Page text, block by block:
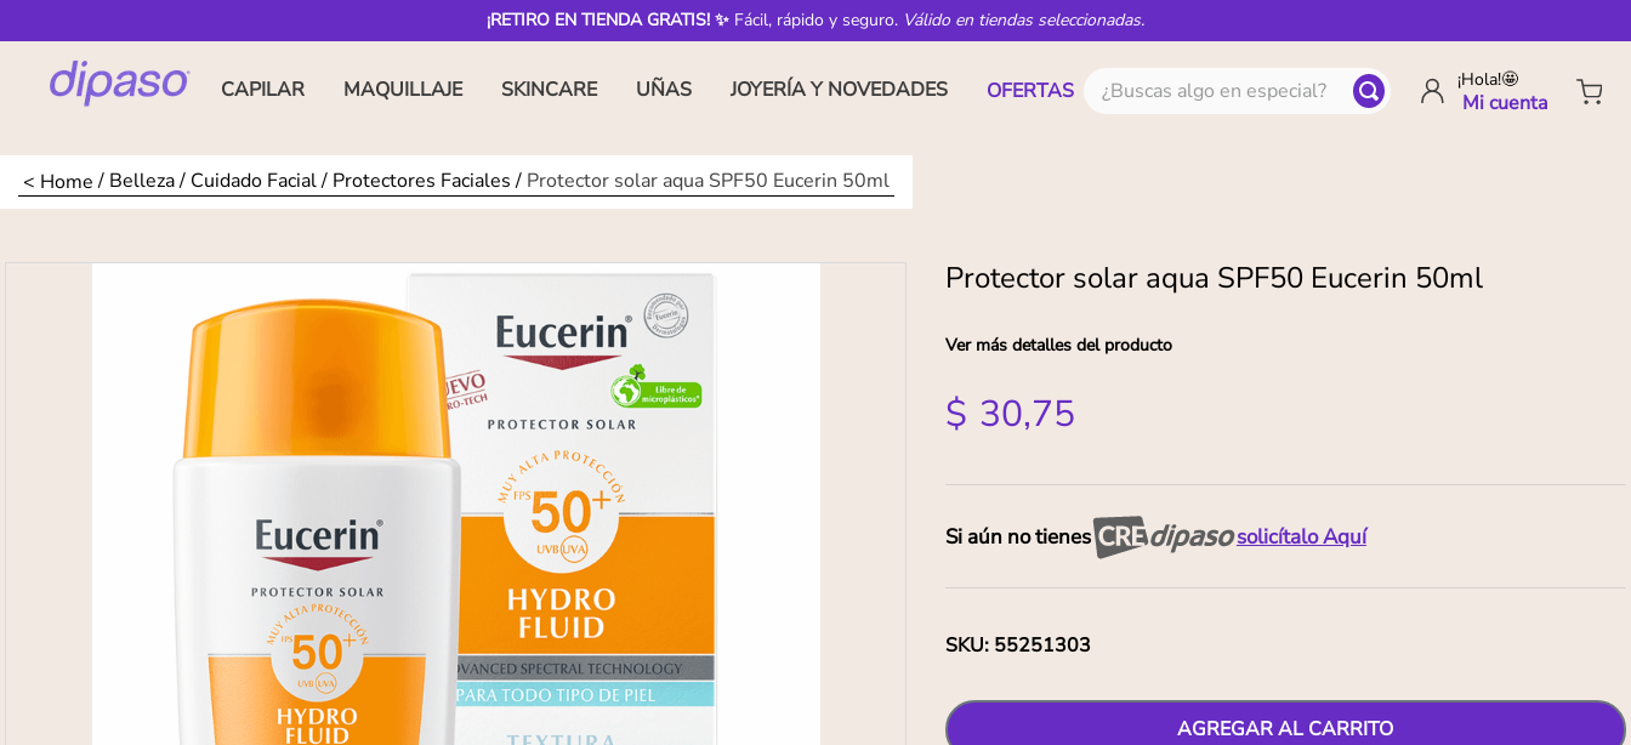
¡RETIRO EN TIENDA GRATIS! ✨ Fácil, rápido y seguro. Válido en tiendas seleccionadas.
CAPILAR MAQUILLAJE SKINCARE UÑAS JOYERÍA Y NOVEDADES OFERTAS ¿Buscas algo en especial? ¡Hola!🤩
Belleza Cuidado Facial Protectores Faciales Protector solar aqua SPF50 Eucerin 50ml
Protector solar aqua SPF50 Eucerin 50ml
Ver más detalles del producto
$ 30,75
Si aún no tienes solicítalo Aquí
SKU: 55251303
AGREGAR AL CARRITO